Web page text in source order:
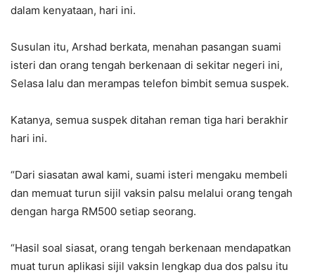
dalam kenyataan, hari ini.
Susulan itu, Arshad berkata, menahan pasangan suami
isteri dan orang tengah berkenaan di sekitar negeri ini,
Selasa lalu dan merampas telefon bimbit semua suspek.
Katanya, semua suspek ditahan reman tiga hari berakhir
hari ini.
“Dari siasatan awal kami, suami isteri mengaku membeli
dan memuat turun sijil vaksin palsu melalui orang tengah
dengan harga RM500 setiap seorang.
“Hasil soal siasat, orang tengah berkenaan mendapatkan
muat turun aplikasi sijil vaksin lengkap dua dos palsu itu